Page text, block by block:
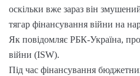
оскільки вже зараз він
тягар фінансування війни на
Як повідомляє РБК-Україна,
війни (ISW).
Під час фінансування